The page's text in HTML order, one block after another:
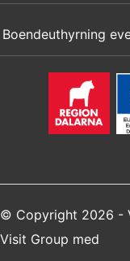
Boendeuthyrning
© Copyright 2026 -
Visit Group med